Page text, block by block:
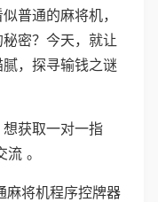
普通的麻将机，
密？今天，就让
，探寻输钱之谜
获取一对一指
。
麻将机程序控牌器